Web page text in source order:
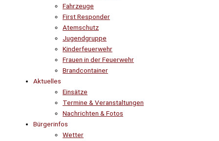
Fahrzeuge
First Responder
Atemschutz
Jugendgruppe
Kinderfeuerwehr
Frauen in der Feuerwehr
Brandcontainer
Aktuelles
Einsätze
Termine & Veranstaltungen
Nachrichten & Fotos
Bürgerinfos
Wetter